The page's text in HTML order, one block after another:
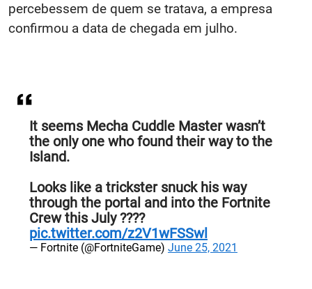
percebessem de quem se tratava, a empresa
confirmou a data de chegada em julho.
It seems Mecha Cuddle Master wasn’t
the only one who found their way to the
Island.
Looks like a trickster snuck his way
through the portal and into the Fortnite
Crew this July ????
pic.twitter.com/z2V1wFSSwl
— Fortnite (@FortniteGame) June 25, 2021